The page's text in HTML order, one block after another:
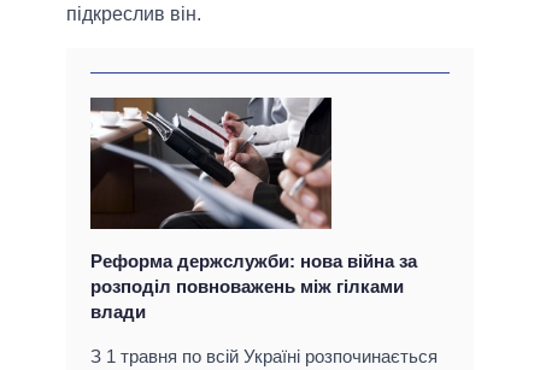
підкреслив він.
Реформа держслужби: нова війна за
розподіл повноважень між гілками
влади
З 1 травня по всій Україні розпочинається